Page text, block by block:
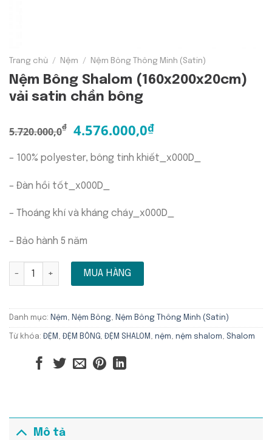
Trang chủ / Nệm / Nệm Bông Thông Minh (Satin)
Nệm Bông Shalom (160x200x20cm)
vải satin chần bông
5.720.000,0₫ 4.576.000,0₫
– 100% polyester, bông tinh khiết_x000D_
– Đàn hồi tốt_x000D_
– Thoáng khí và kháng cháy_x000D_
– Bảo hành 5 năm
Nệm Bông Shalom (160x200x20cm) vải satin chần bông
MUA HÀNG
Danh mục: Nệm, Nệm Bông, Nệm Bông Thông Minh (Satin)
Từ khóa: ĐỆM , ĐỆM BÔNG, ĐỆM SHALOM , nệm, nệm shalom, Shalom
Mô tả